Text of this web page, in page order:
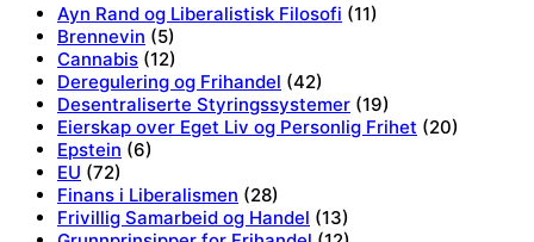
Ayn Rand og Liberalistisk Filosofi (11)
Brennevin (5)
Cannabis (12)
Deregulering og Frihandel (42)
Desentraliserte Styringssystemer (19)
Eierskap over Eget Liv og Personlig Frihet (20)
Epstein (6)
EU (72)
Finans i Liberalismen (28)
Frivillig Samarbeid og Handel (13)